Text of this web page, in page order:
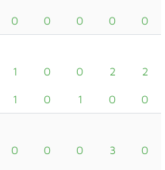
0 0 0 0 0
1 0 0 2 2
1 0 1 0 0
0 0 0 3 0